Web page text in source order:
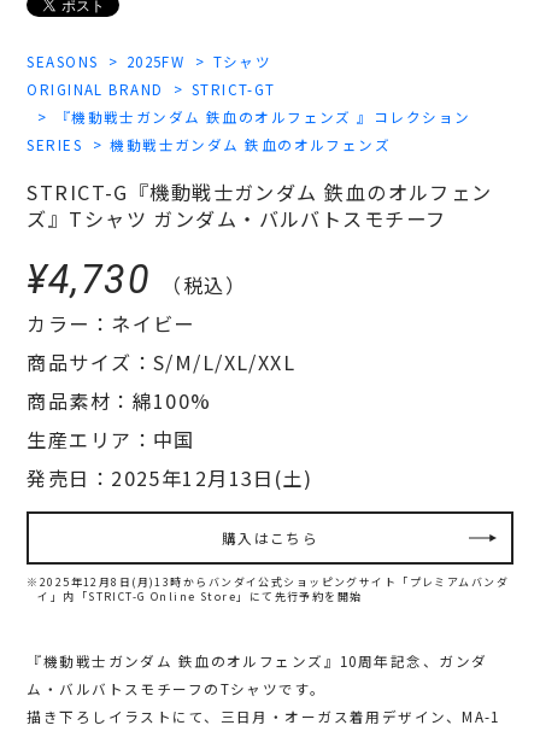
SEASONS 2025FW
Tシャツ
ORIGINAL BRAND
STRICT-GT
『機動戦士ガンダム 鉄血のオルフェンズ 』コレクション
SERIES
機動戦士ガンダム 鉄血のオルフェンズ
STRICT-G『機動戦士ガンダム 鉄血のオルフェン
ズ』Tシャツ ガンダム・バルバトスモチーフ
¥4,730
（税込）
カラー：ネイビー
商品サイズ：S/M/L/XL/XXL
商品素材：綿100%
生産エリア：中国
発売日：2025年12月13日(土)
購入はこちら
※2025年12月8日(月)13時からバンダイ公式ショッピングサイト「プレミアムバンダ
イ」内
「STRICT-G Online Store」にて先行予約を開始
『機動戦士ガンダム 鉄血のオルフェンズ』10周年記念、ガンダ
ム・バルバトスモチーフのTシャツです。
描き下ろしイラストにて、三日月・オーガス着用デザイン、MA-1